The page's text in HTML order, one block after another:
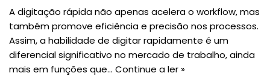
A digitação rápida não apenas acelera o workflow, mas
também promove eficiência e precisão nos processos.
Assim, a habilidade de digitar rapidamente é um
diferencial significativo no mercado de trabalho, ainda
mais em funções que… Continue a ler »